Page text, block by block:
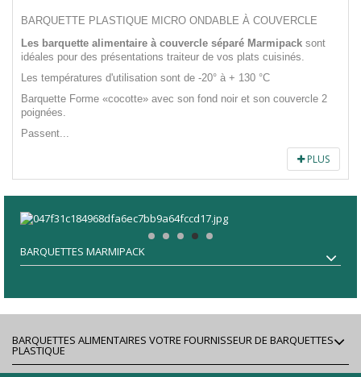
BARQUETTE PLASTIQUE MICRO ONDABLE À COUVERCLE
Les barquette alimentaire à couvercle séparé Marmipack sont
idéales pour des présentations traiteur de vos plats cuisinés.
Les températures d'utilisation sont de -20° à + 130 °C
Barquette Forme «cocotte» avec son fond noir et son couvercle 2
poignées.
Passent...
PLUS
BARQUETTES MARMIPACK
BARQUETTES ALIMENTAIRES VOTRE FOURNISSEUR DE BARQUETTES
PLASTIQUE